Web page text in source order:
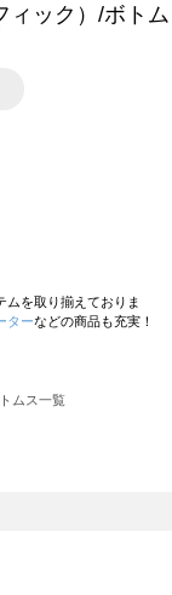
ィック）/ボトム
ムを取り揃えておりま
ターなどの商品も充実！
ムス一覧
）のボトムス一覧
一覧